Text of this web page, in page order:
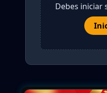
Debes iniciar